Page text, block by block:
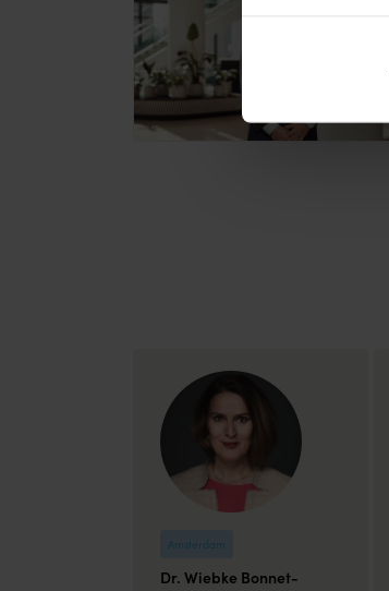
Amsterdam
Dr. Wiebke Bonnet-